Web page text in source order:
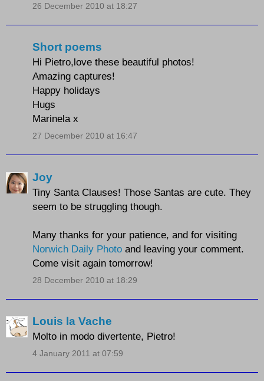
26 December 2010 at 18:27
Short poems
Hi Pietro,love these beautiful photos!
Amazing captures!
Happy holidays
Hugs
Marinela x
27 December 2010 at 16:47
Joy
Tiny Santa Clauses! Those Santas are cute. They
seem to be struggling though.
Many thanks for your patience, and for visiting
Norwich Daily Photo and leaving your comment.
Come visit again tomorrow!
28 December 2010 at 18:29
Louis la Vache
Molto in modo divertente, Pietro!
4 January 2011 at 07:59